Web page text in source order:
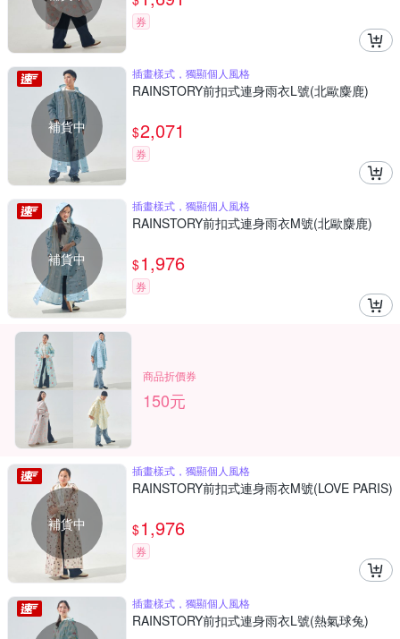
券
補貨中
插畫樣式，獨顯個人風格
RAINSTORY前扣式連身雨衣L號(北歐麋鹿)
$2,071
券
補貨中
插畫樣式，獨顯個人風格
RAINSTORY前扣式連身雨衣M號(北歐麋鹿)
$1,976
券
商品折價券
150元
補貨中
插畫樣式，獨顯個人風格
RAINSTORY前扣式連身雨衣M號(LOVE PARIS)
$1,976
券
插畫樣式，獨顯個人風格
RAINSTORY前扣式連身雨衣L號(熱氣球兔)